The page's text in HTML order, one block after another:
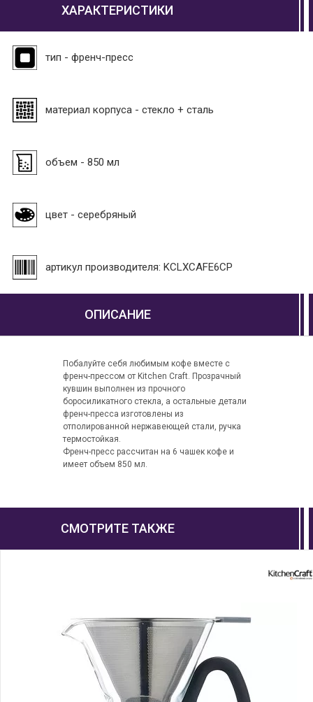
ХАРАКТЕРИСТИКИ
тип - френч-пресс
материал корпуса - стекло + сталь
объем - 850 мл
цвет - серебряный
артикул производителя: KCLXCAFE6CP
ОПИСАНИЕ
Побалуйте себя любимым кофе вместе с
френч-прессом от Kitchen Craft. Прозрачный
кувшин выполнен из прочного
боросиликатного стекла, а остальные детали
френч-пресса изготовлены из
отполированной нержавеющей стали, ручка
термостойкая.
Френч-пресс рассчитан на 6 чашек кофе и
имеет объем 850 мл.
СМОТРИТЕ ТАКЖЕ